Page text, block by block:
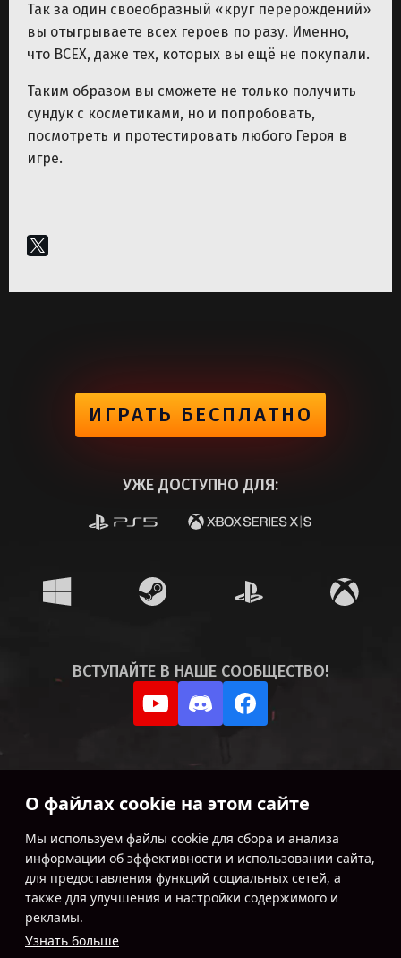
О файлах cookie на этом сайте
Мы используем файлы cookie для сбора и анализа
информации об эффективности и использовании сайта,
для предоставления функций социальных сетей, а
также для улучшения и настройки содержимого и
рекламы.
Узнать больше
Так за один своеобразный «круг перерождений»
вы отыгрываете всех героев по разу. Именно,
что ВСЕХ, даже тех, которых вы ещё не покупали.
Таким образом вы сможете не только получить
сундук с косметиками, но и попробовать,
посмотреть и протестировать любого Героя в
игре.
ИГРАТЬ БЕСПЛАТНО
УЖЕ ДОСТУПНО ДЛЯ:
ВСТУПАЙТЕ В НАШЕ СООБЩЕСТВО!